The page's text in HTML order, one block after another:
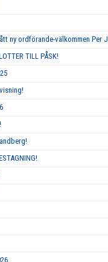
ny ordförande-välkommen Per
TILL PÅSK!